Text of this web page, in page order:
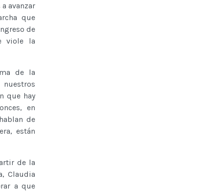
avanzar
que
de
viole la
de la
que hay
en
de
están
de la
Claudia
a que